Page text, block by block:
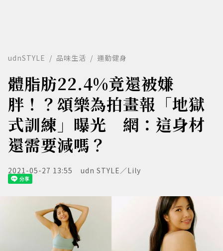
udnSTYLE 品味生活 運動健身
體脂肪22.4%竟還被嫌
胖！？頌樂為拍畫報「地獄
式訓練」曝光 網：這身材
還需要減嗎？
2021-05-27 13:55 udn STYLE／Lily